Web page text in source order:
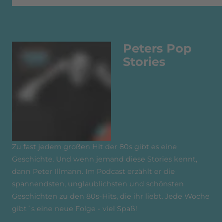
Peters Pop
Stories
Zu fast jedem großen Hit der 80s gibt es eine
Geschichte. Und wenn jemand diese Stories kennt,
dann Peter Illmann. Im Podcast erzählt er die
spannendsten, unglaublichsten und schönsten
Geschichten zu den 80s-Hits, die ihr liebt. Jede Woche
gibt´s eine neue Folge - viel Spaß!